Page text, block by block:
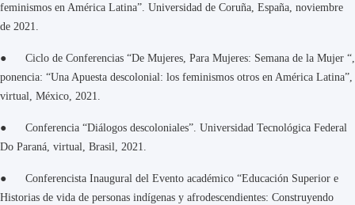
feminismos en América Latina”. Universidad de Coruña, España, noviembre
de 2021.
● Ciclo de Conferencias “De Mujeres, Para Mujeres: Semana de la Mujer “,
ponencia: “Una Apuesta descolonial: los feminismos otros en América Latina”,
virtual, México, 2021.
● Conferencia “Diálogos descoloniales”. Universidad Tecnológica Federal
Do Paraná, virtual, Brasil, 2021.
● Conferencista Inaugural del Evento académico “Educación Superior e
Historias de vida de personas indígenas y afrodescendientes: Construyendo